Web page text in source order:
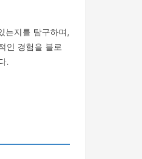
는지를 탐구하며,
인 경험을 블로
.